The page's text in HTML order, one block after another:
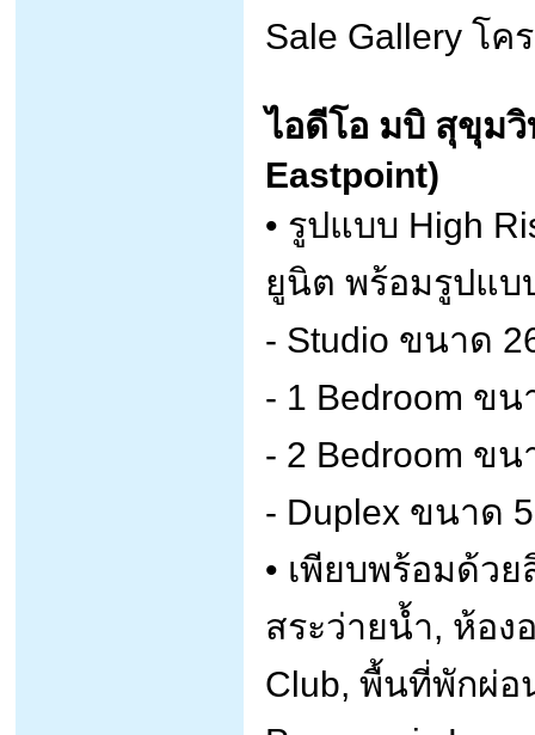
Sale Gallery โ
ไอดีโอ มบิ สุขุม
Eastpoint)
• รูปแบบ High
ยูนิต พร้อมรูปแบ
- Studio ขนาด
- 1 Bedroom ข
- 2 Bedroom ข
- Duplex ขนาด
• เพียบพร้อมด้ว
สระว่ายน้ำ, ห้อ
Club, พื้นที่พักผ่